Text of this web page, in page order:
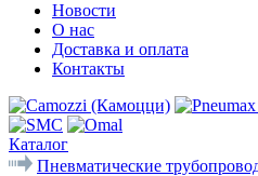
Новости
О нас
Доставка и оплата
Контакты
Каталог
Пневматические